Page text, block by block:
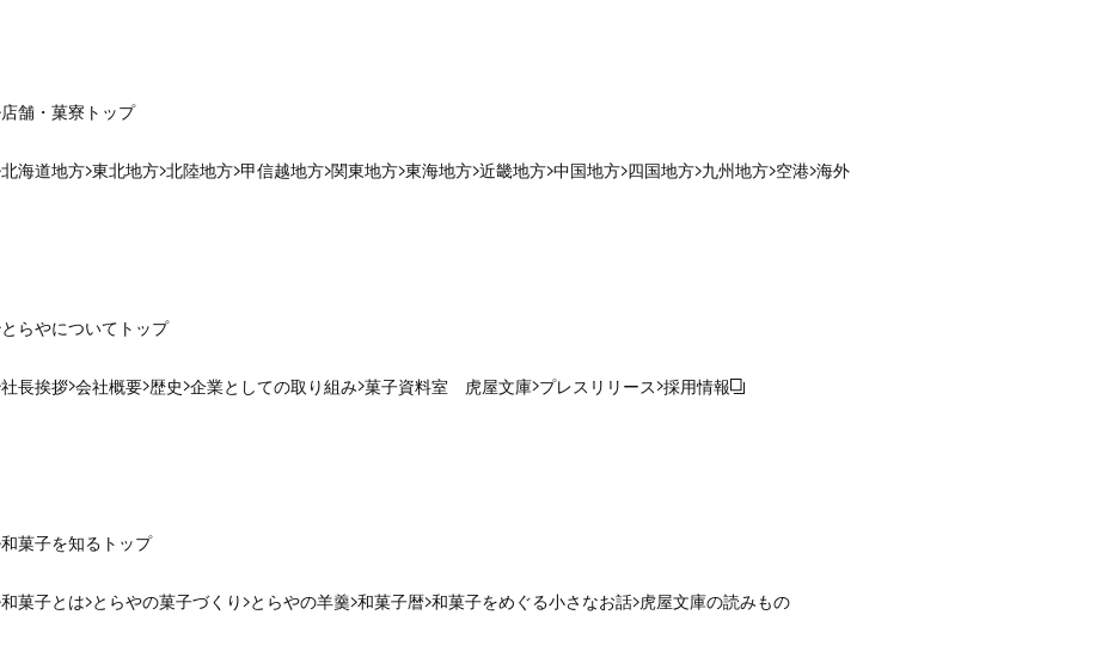
店舗・菓寮 トップ
北海道地方 東北地方 北陸地方 甲信越地方 関東地方 東海地方 近畿地方 中国地方 四国地方 九州地方 空港 海外
とらやについて トップ
社長挨拶 会社概要 歴史 企業としての取り組み 菓子資料室 虎屋文庫 プレスリリース 採用情報
和菓子を知る トップ
和菓子とは とらやの菓子づくり とらやの羊羹 和菓子暦 和菓子をめぐる小さなお話 虎屋文庫の読みもの